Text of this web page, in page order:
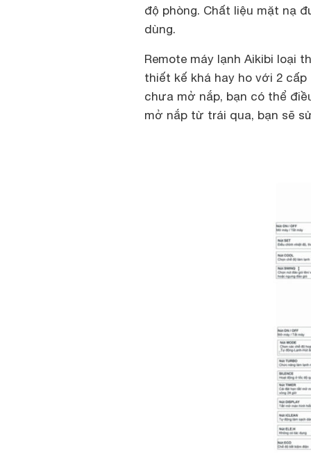
độ phòng. Chất liệu mặt nạ
dùng.
Remote máy lạnh Aikibi loại
thiết kế khá hay ho với 2
chưa mở nắp, bạn có thể
mở nắp từ trái qua, bạn sẽ